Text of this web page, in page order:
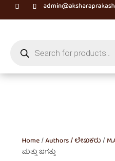
search
Home/Authors / ಲೇಖಕರು/
ಮತ್ತು ಜಗತ್ತು